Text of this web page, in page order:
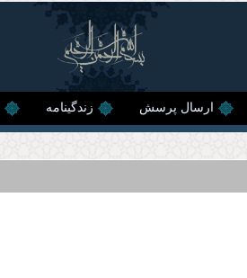
ارسال پرسش زندگینامه